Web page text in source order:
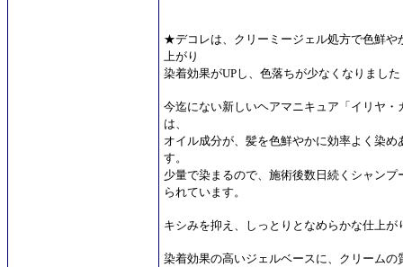
★デコレは、クリーミージェル処方で色鮮や
上がり
染着効果がUPし、色落ちが少なくなりました
今迄にない新しいヘアマニキュア「イリヤ・
は、
オイル成分が、髪を色鮮やかに効率よく染
す。
少量で染まるので、施術後数日続くシャン
られています。
キシみを抑え、しっとりとなめらかな仕上が
染着効果の高いジェルベースに、クリームの